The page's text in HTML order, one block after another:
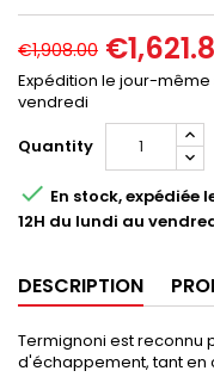
€1,908.00
Expédition le jour-même
vendredi
Quantity
 En stock,
12H du lundi au
DESCRIPTION
Termignoni est reconnu
d'échappement, tant en